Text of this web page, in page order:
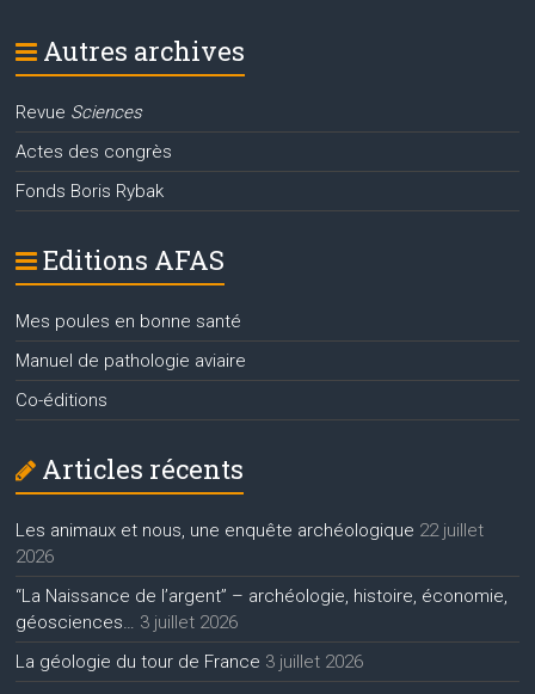
Autres archives
Revue Sciences
Actes des congrès
Fonds Boris Rybak
Editions AFAS
Mes poules en bonne santé
Manuel de pathologie aviaire
Co-éditions
Articles récents
Les animaux et nous, une enquête archéologique 22 juillet
2026
“La Naissance de l’argent” – archéologie, histoire, économie,
géosciences… 3 juillet 2026
La géologie du tour de France 3 juillet 2026